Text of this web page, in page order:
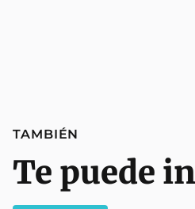
TAMBIÉN
Te puede